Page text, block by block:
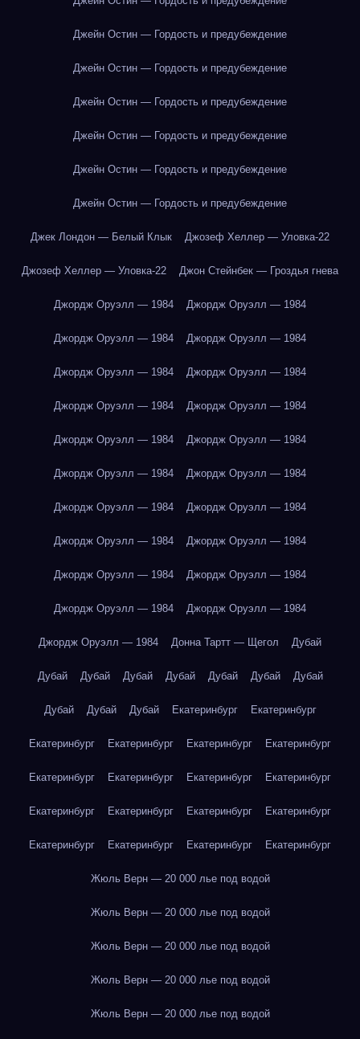
Джейн Остин — Гордость и предубеждение
Джейн Остин — Гордость и предубеждение
Джейн Остин — Гордость и предубеждение
Джейн Остин — Гордость и предубеждение
Джейн Остин — Гордость и предубеждение
Джейн Остин — Гордость и предубеждение
Джек Лондон — Белый Клык Джозеф Хеллер — Уловка-22
Джозеф Хеллер — Уловка-22 Джон Стейнбек — Гроздья гнева
Джордж Оруэлл — 1984 Джордж Оруэлл — 1984
Джордж Оруэлл — 1984 Джордж Оруэлл — 1984
Джордж Оруэлл — 1984 Джордж Оруэлл — 1984
Джордж Оруэлл — 1984 Джордж Оруэлл — 1984
Джордж Оруэлл — 1984 Джордж Оруэлл — 1984
Джордж Оруэлл — 1984 Джордж Оруэлл — 1984
Джордж Оруэлл — 1984 Джордж Оруэлл — 1984
Джордж Оруэлл — 1984 Джордж Оруэлл — 1984
Джордж Оруэлл — 1984 Джордж Оруэлл — 1984
Джордж Оруэлл — 1984 Джордж Оруэлл — 1984
Джордж Оруэлл — 1984 Донна Тартт — Щегол Дубай
Дубай Дубай Дубай Дубай Дубай Дубай Дубай
Дубай Дубай Дубай Екатеринбург Екатеринбург
Екатеринбург Екатеринбург Екатеринбург Екатеринбург
Екатеринбург Екатеринбург Екатеринбург Екатеринбург
Екатеринбург Екатеринбург Екатеринбург Екатеринбург
Екатеринбург Екатеринбург Екатеринбург Екатеринбург
Жюль Верн — 20 000 лье под водой
Жюль Верн — 20 000 лье под водой
Жюль Верн — 20 000 лье под водой
Жюль Верн — 20 000 лье под водой
Жюль Верн — 20 000 лье под водой